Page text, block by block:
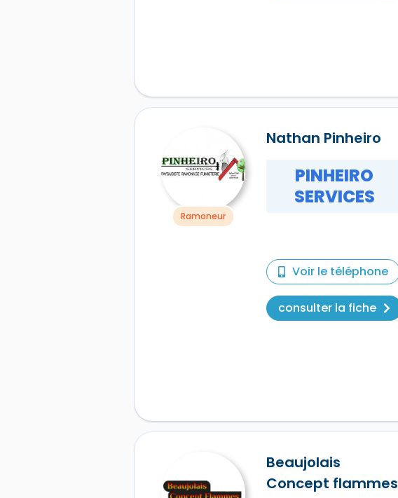
Ramoneur
Nathan Pinheiro
PINHEIRO
SERVICES
Voir le téléphone
consulter la fiche
Beaujolais
Concept flammes